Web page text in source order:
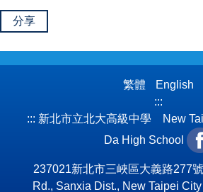
分享
繁體
English
:::
::: 新北市立北大高級中學 New
Da High School
237021新北市三峽區大義路277
Rd., Sanxia Dist., New Taipei